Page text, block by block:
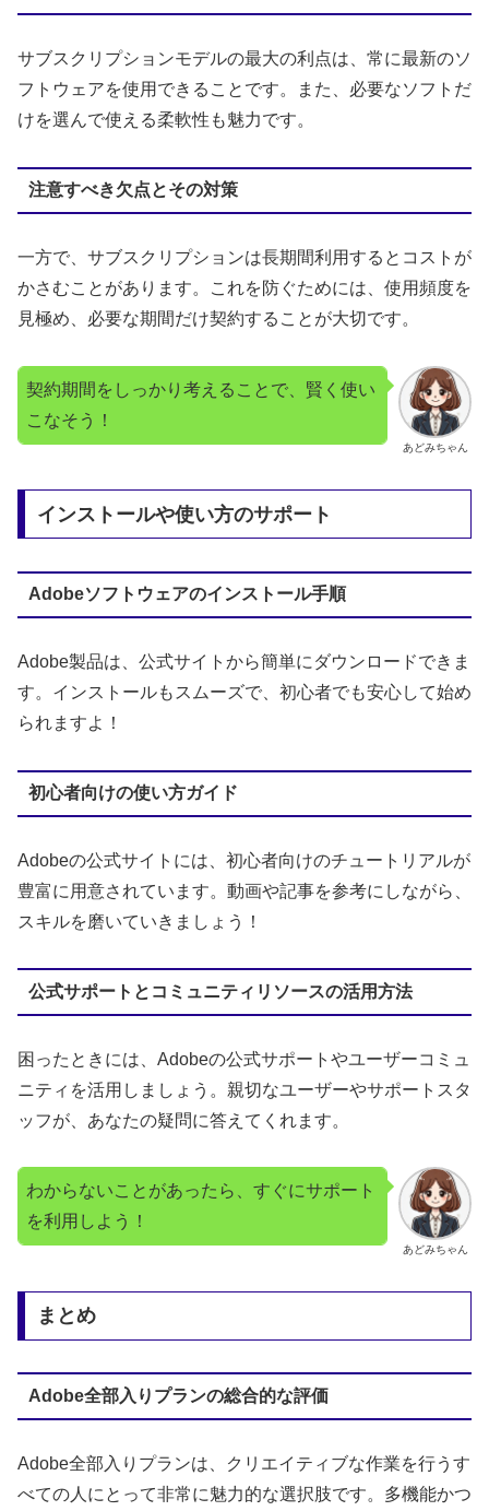
サブスクリプションモデルの最大の利点は、常に最新のソ
フトウェアを使用できることです。また、必要なソフトだ
けを選んで使える柔軟性も魅力です。
注意すべき欠点とその対策
一方で、サブスクリプションは長期間利用するとコストが
かさむことがあります。これを防ぐためには、使用頻度を
見極め、必要な期間だけ契約することが大切です。
あどみちゃん
契約期間をしっかり考えることで、賢く使い
こなそう！
インストールや使い方のサポート
Adobeソフトウェアのインストール手順
Adobe製品は、公式サイトから簡単にダウンロードできま
す。インストールもスムーズで、初心者でも安心して始め
られますよ！
初心者向けの使い方ガイド
Adobeの公式サイトには、初心者向けのチュートリアルが
豊富に用意されています。動画や記事を参考にしながら、
スキルを磨いていきましょう！
公式サポートとコミュニティリソースの活用方法
困ったときには、Adobeの公式サポートやユーザーコミュ
ニティを活用しましょう。親切なユーザーやサポートスタ
ッフが、あなたの疑問に答えてくれます。
あどみちゃん
わからないことがあったら、すぐにサポート
を利用しよう！
まとめ
Adobe全部入りプランの総合的な評価
Adobe全部入りプランは、クリエイティブな作業を行うす
べての人にとって非常に魅力的な選択肢です。多機能かつ